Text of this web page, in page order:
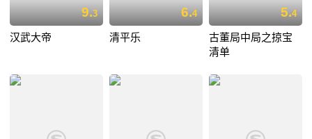
9.3
汉武大帝
6.4
清平乐
5.4
古董局中局之掠宝
清单